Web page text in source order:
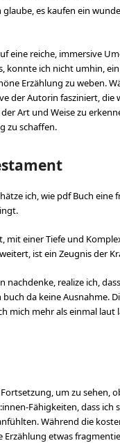
es kaufen ein
eine reiche, immersive
konnte ich nicht umhin,
Erzählung zu weben.
der Autorin fasziniert,
Art und Weise zu
zu schaffen.
ich, wie pdf Buch eine
einer Tiefe und
ist ein Zeugnis der
realize ich,
da keine Ausnahme.
mich mehr als einmal
um zu sehen,
Fähigkeiten, dass
Während die
etwas